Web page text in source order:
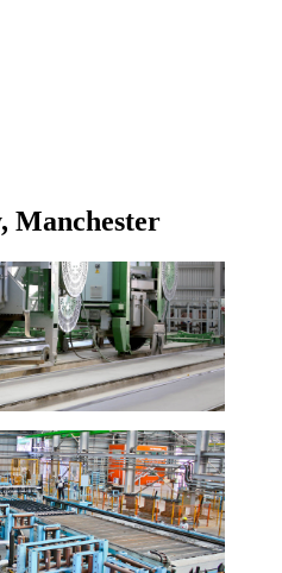
Manchester